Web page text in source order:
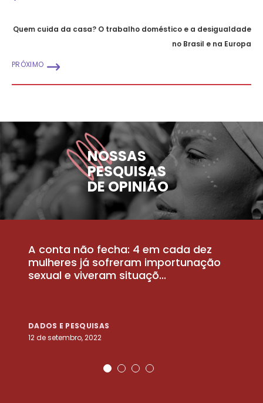
Quem cuida da casa? O trabalho doméstico e a desigualdade
no Brasil e na Europa
PRÓXIMO
NOSSAS
PESQUISAS
DE OPINIÃO
A conta não fecha: 4 em cada dez
mulheres já sofreram importunação
sexual e viveram situaçõ...
DADOS E PESQUISAS
12 de setembro, 2022